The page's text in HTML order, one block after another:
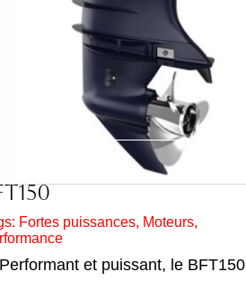
Fortes puissances, Moteurs,
et puissant, le BFT150